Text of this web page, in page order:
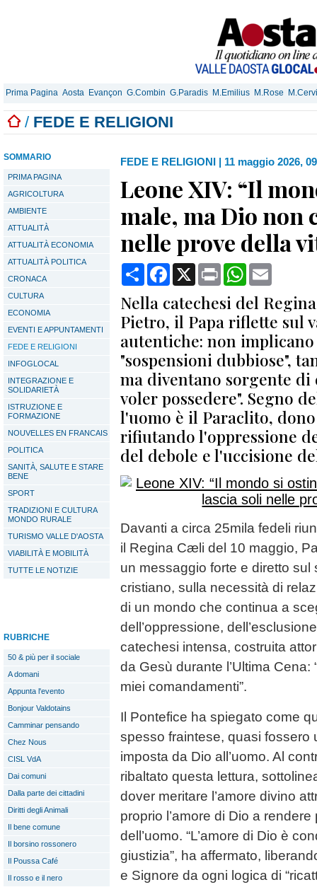
Prima Pagina Aosta Evançon G.Combin G.Paradis M.Emilius M.Rose
/ FEDE E RELIGIONI
SOMMARIO
PRIMA PAGINA
AGRICOLTURA
AMBIENTE
ATTUALITÀ
ATTUALITÀ ECONOMIA
ATTUALITÀ POLITICA
CRONACA
CULTURA
ECONOMIA
EVENTI E APPUNTAMENTI
FEDE E RELIGIONI
INFOGLOCAL
INTEGRAZIONE E
SOLIDARIETÀ
ISTRUZIONE E
FORMAZIONE
NOUVELLES EN FRANCAIS
POLITICA
SANITÀ, SALUTE E STARE
BENE
SPORT
TRADIZIONI E CULTURA
MONDO RURALE
TURISMO VALLE D'AOSTA
VIABILITÀ E MOBILITÀ
TUTTE LE NOTIZIE
RUBRICHE
50 & più per il sociale
A domani
Appunta l'evento
Bonjour Valdotains
Camminar pensando
Chez Nous
CISL VdA
Dai comuni
Dalla parte dei cittadini
Diritti degli Animali
Il bene comune
Il borsino rossonero
Il Poussa Café
Il rosso e il nero
FEDE E RELIGIONI | 11 maggio 2026,
Leone XIV: “Il
male, ma Dio non
nelle prove della
CondividiFacebook
X Print WhatsApp
Nella catechesi del
Pietro, il Papa riflette sul
autentiche: non
"sospensioni dubbiose",
ma diventano sorgente
voler possedere". Segno
l'uomo è il Paraclito,
rifiutando l'oppressione
del debole e l'uccisione
Davanti a circa 25mila fedeli
il Regina Cæli del 10 maggio,
un messaggio forte e diretto sul
cristiano, sulla necessità di
di un mondo che continua a
dell’oppressione,
catechesi intensa, costruita
da Gesù durante l’Ultima
miei comandamenti”.
Il Pontefice ha spiegato come
spesso fraintese, quasi fossero
imposta da Dio all’uomo. Al
ribaltato questa lettura,
dover meritare l’amore divino
proprio l’amore di Dio a
dell’uomo. “L’amore di Dio è
giustizia”, ha affermato,
e Signore da ogni logica di